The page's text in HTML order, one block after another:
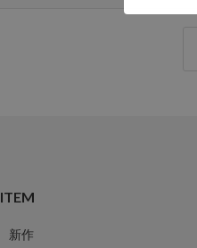
ITEM
新作